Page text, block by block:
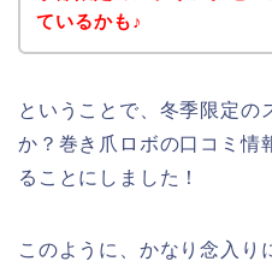
ているかも♪
ということで、冬季限定の
か？巻き爪ロボの口コミ情
ることにしました！
このように、かなり念入り